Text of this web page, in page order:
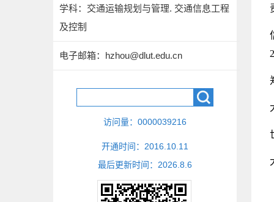
学科：交通运输规划与管理. 交通信息工程
及控制
电子邮箱： hzhou@dlut.edu.cn
访问量： 0000039216
开通时间： 2016 10 11
最后更新时间： 2026 8 6